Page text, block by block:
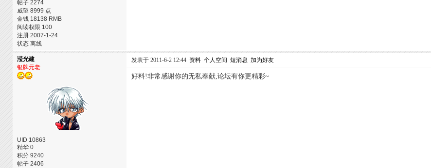
帖子 2274
威望 8999 点
金钱 18138 RMB
阅读权限 100
注册 2007-1-24
状态 离线
滢光建
银牌元老
UID 10863
精华 0
积分 9240
帖子 2406
发表于 2011-6-2 12:44 资料 个人空间 短消息 加为好友
好料!非常感谢你的无私奉献,论坛有你更精彩~